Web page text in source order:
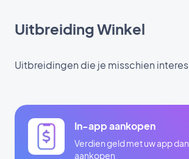
Uitbreiding Winkel
Uitbreidingen die je misschien
In-app aankopen
Verdien geld met uw app
aankopen